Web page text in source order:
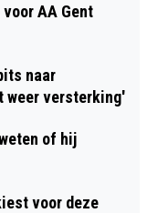
AA Gent
naar
weer versterking'
of hij
voor deze